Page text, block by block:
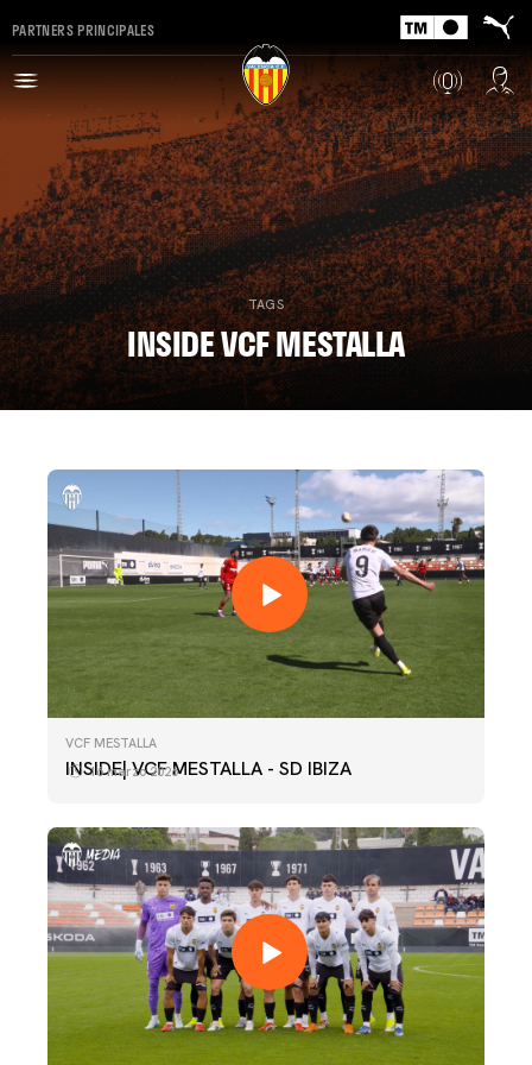
PARTNERS PRINCIPALES
TAGS
INSIDE VCF MESTALLA
VCF MESTALLA
INSIDE| VCF MESTALLA - SD IBIZA
16 marzo 2026